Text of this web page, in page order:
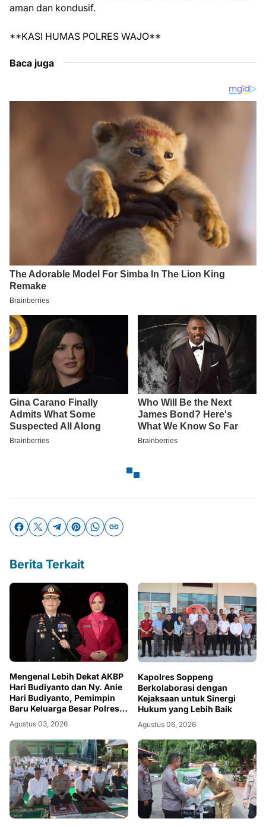
aman dan kondusif.
**KASI HUMAS POLRES WAJO**
Baca juga
Berita Terkait
Mengenal Lebih Dekat AKBP
Hari Budiyanto dan Ny. Anie
Hari Budiyanto, Pemimpin
Baru Keluarga Besar Polres
Soppeng
Agustus 03, 2026
Kapolres Soppeng
Berkolaborasi dengan
Kejaksaan untuk Sinergi
Hukum yang Lebih Baik
Agustus 06, 2026